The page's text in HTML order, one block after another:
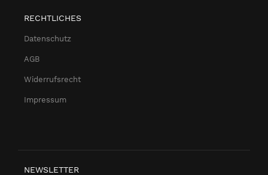
RECHTLICHES
Datenschutz
AGB
Widerrufsrecht
Impressum
NEWSLETTER